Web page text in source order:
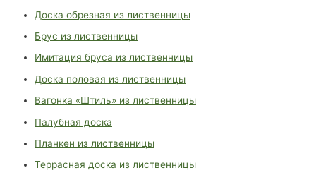
Доска обрезная из лиственницы
Брус из лиственницы
Имитация бруса из лиственницы
Доска половая из лиственницы
Вагонка «Штиль» из лиственницы
Палубная доска
Планкен из лиственницы
Террасная доска из лиственницы